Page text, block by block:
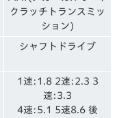
クラッチトランスミッ
ション)
シャフトドライブ
1速:1.8 2速:2.3 3
速:3.3
4速:5.1 5速8.6 後